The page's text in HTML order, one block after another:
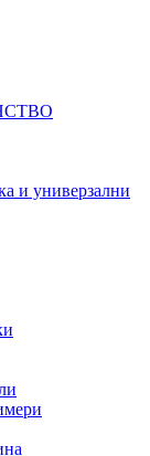
и универзални